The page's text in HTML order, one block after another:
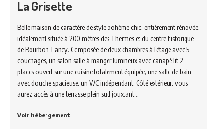
La Grisette
Belle maison de caractère de style bohème chic, entièrement rénovée,
idéalement située à 200 mètres des Thermes et du centre historique
de Bourbon-Lancy. Composée de deux chambres à l’étage avec 5
couchages, un salon salle à manger lumineux avec canapé lit 2
places ouvert sur une cuisine totalement équipée, une salle de bain
avec douche spacieuse, un WC indépendant. Côté extérieur, vous
aurez accès à une terrasse plein sud jouxtant…
Voir hébergement